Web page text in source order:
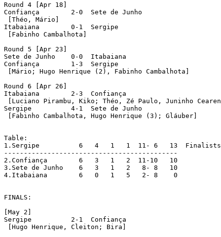
Round 4 [Apr 18]
Confiança	 2-0  Sete de Junho
[Théo, Mário]
Itabaiana	 0-1  Sergipe
[Fabinho Cambalhota]
Round 5 [Apr 23]
Sete de Junho	 0-0  Itabaiana
Confiança	 1-3  Sergipe
[Mário; Hugo Henrique (2), Fabinho Cambalhota]
Round 6 [Apr 26]
Itabaiana	 2-3  Confiança
[Luciano Pirambu, Kiko; Théo, Zé Paulo, Juninho
Sergipe		 4-1  Sete de Junho
[Fabinho Cambalhota, Hugo Henrique (3); Gláuber]
Table:
1.Sergipe	   6   4   1   1  11- 6   13  Finalists
--------------------------------------------
2.Confiança	   6   3   1   2  11-10   10
3.Sete de Junho    6   3   1   2   8- 8   10
4.Itabaiana	   6   0   1   5   2- 8    0
FINALS:
[May 2]
Sergipe		 2-1  Confiança
[Hugo Henrique, Cleiton; Bira]